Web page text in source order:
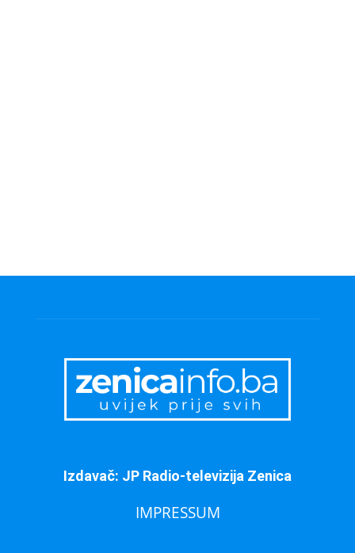
Izdavač: JP Radio-televizija Zenica
IMPRESSUM